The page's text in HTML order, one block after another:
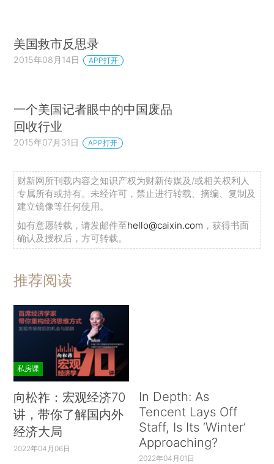
美国救市反思录
2015年08月14日 APP打开
一个美国记者眼中的中国废品
回收行业
2015年07月31日 APP打开
财新网所刊载内容之知识产权为财新传媒及/或相关权利人
专属所有或持有。未经许可，禁止进行转载、摘编、复制及
建立镜像等任何使用。
如有意愿转载，请发邮件至hello@caixin.com ，获得书面
确认及授权后，方可转载。
推荐阅读
私房课
向松祚：宏观经济70
讲，带你了解国内外
经济大局
2022年04月06日
In Depth: As
Tencent Lays Off
Staff, Is Its ‘Winter’
Approaching?
2022年04月01日